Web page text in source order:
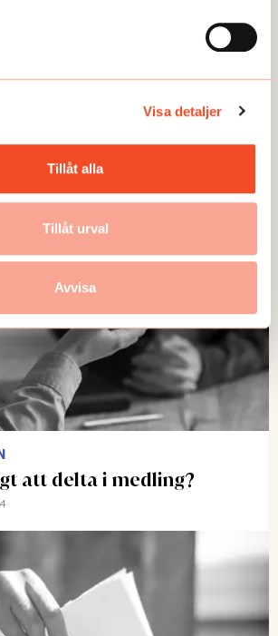
Visa detaljer
Tillåt alla
Tillåt urval
Avvisa
riskbedömas?
att delta i medling?